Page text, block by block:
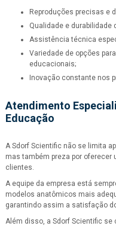
Reproduções precisas e
Qualidade e
Assistência técnica
Variedade de opções para atender diferentes necessidades
educacionais;
Inovação constante nos
Atendimento
Educação
A Sdorf Scientific não se limita
mas também preza por
clientes.
A equipe da empresa está
modelos anatômicos mais
garantindo assim a satisfação
Além disso, a Sdorf Scientific